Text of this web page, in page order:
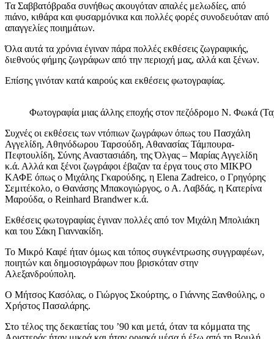
Τα Σαββατόβραδα συνήθως ακουγόταν απαλές μελωδίες, από
πιάνο, κιθάρα και φυσαρμόνικα και πολλές φορές συνοδευόταν από
απαγγελίες ποιημάτων.
Όλα αυτά τα χρόνια έγιναν πάρα πολλές εκθέσεις ζωγραφικής,
διεθνούς φήμης ζωγράφων από την περιοχή μας, αλλά και ξένων.
Επίσης γινόταν κατά καιρούς και εκθέσεις φωτογραφίας.
Φωτογραφία μιας άλλης εποχής στον πεζόδρομο Ν. Φωκά
Συχνές οι εκθέσεις των ντόπιων ζωγράφων όπως του Πασχάλη
Αγγελίδη, Αθηνόδωρου Ταρσούδη, Αθανασίας Τάμπουρα-
Πεφτουλίδη, Σύνης Αναστασιάδη, της Όλγας – Μαρίας Αγγελίδη
κ.ά. Αλλά και ξένοι ζωγράφοι έβαζαν τα έργα τους στο ΜΙΚΡΟ
ΚΑΦΕ όπως ο Μιχάλης Γκαρούδης, η Elena Ζadreico, o Γρηγόρης
Σεμιτέκολο, ο Θανάσης Μπακογιώργος, ο Α. Λαβδάς, η Κατερίνα
Μαρούδα, ο Reinhard Brandwer κ.ά.
Εκθέσεις φωτογραφίας έγιναν πολλές από τον Μιχάλη Μπολιάκη
και του Σάκη Γιαννακίδη.
Το Μικρό Καφέ ήταν όμως και τόπος συγκέντρωσης συγγραφέων,
ποιητών και δημοσιογράφων που βρισκόταν στην
Αλεξανδρούπολη.
Ο Μήτσος Κασόλας, ο Γιώργος Σκούρτης, ο Γιάννης Ξανθούλης, ο
Χρήστος Πασαλάρης.
Στο τέλος της δεκαετίας του ’90 και μετά, όταν τα κόμματα της